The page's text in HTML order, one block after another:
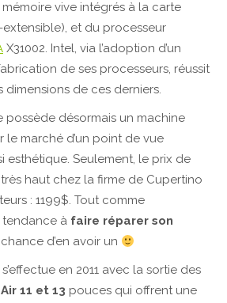
mémoire vive intégrés à la carte
et du processeur
X31002. Intel, via l’adoption d’un
de ses processeurs, réussit
dimensions de ces derniers.
possède désormais un machine
marché d’un point de vue
esthétique. Seulement, le prix de
haut chez la firme de Cupertino
: 1199$. Tout comme
tendance à faire réparer son
d’en avoir un
en 2011 avec la sortie des
11 et 13 pouces qui offrent une